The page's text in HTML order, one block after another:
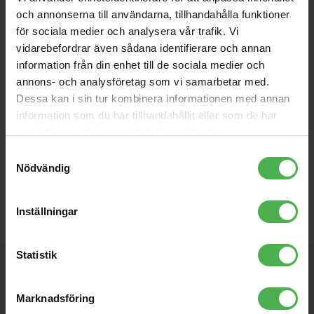
och annonserna till användarna, tillhandahålla funktioner
för sociala medier och analysera vår trafik. Vi
vidarebefordrar även sådana identifierare och annan
information från din enhet till de sociala medier och
annons- och analysföretag som vi samarbetar med.
Dessa kan i sin tur kombinera informationen med annan
information som du har tillhandahållit eller som de har
Nödvändig
Inställningar
Statistik
Marknadsföring
GH01-C Twistlock Strap
Button Chrome
Twistlock, Kromad finish, varje
skumbrickor, fyra skruvar och två
lås.
39 kr
GH02-B Twistlock Strap
Button Gold
TWISTLOCK STRAPLOCKS
19 kr